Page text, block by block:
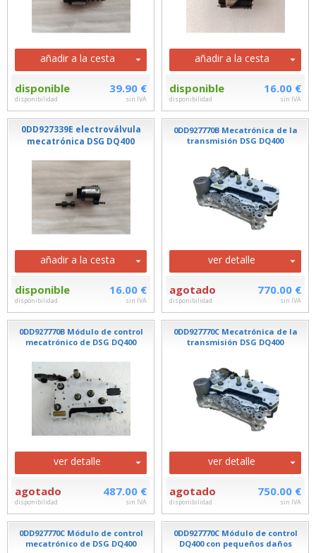
añadir a la cesta
disponible
disponibilidad
39.90 €
sin IVA
añadir a la cesta
disponible
disponibilidad
16.00 €
sin IVA
0DD927339E electroválvula
mecatrónica DSG DQ400
añadir a la cesta
disponible
disponibilidad
16.00 €
sin IVA
0DD927770B Mecatrónica de la
transmisión DSG DQ400
ver detalle
agotado
disponibilidad
770.00 €
sin IVA
0DD927770B Módulo de control
mecatrónico de DSG DQ400
ver detalle
agotado
disponibilidad
487.00 €
sin IVA
0DD927770C Mecatrónica de la
transmisión DSG DQ400
ver detalle
agotado
disponibilidad
750.00 €
sin IVA
0DD927770C Módulo de control
mecatrónico de DSG DQ400
0DD927770C Módulo de control
DQ400 con pequeños daños